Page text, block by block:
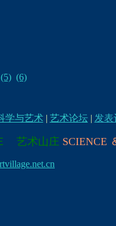
(5) (6)
学与艺术| 艺术论坛| 发表
艺术山庄 SCIENCE